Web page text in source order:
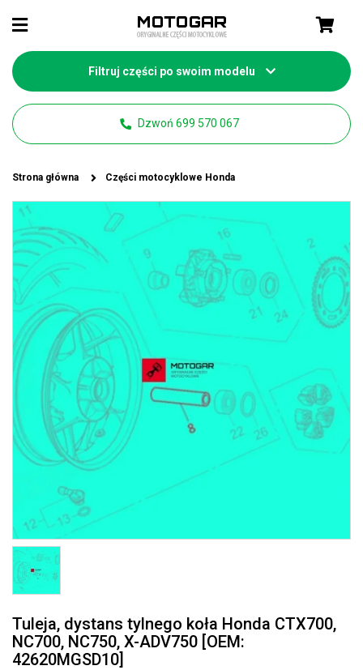
Filtruj części po swoim modelu
Dzwoń 699 570 067
Strona główna Części motocyklowe Honda
Tuleja, dystans tylnego koła Honda CTX700,
NC700, NC750, X-ADV750 [OEM:
42620MGSD10]